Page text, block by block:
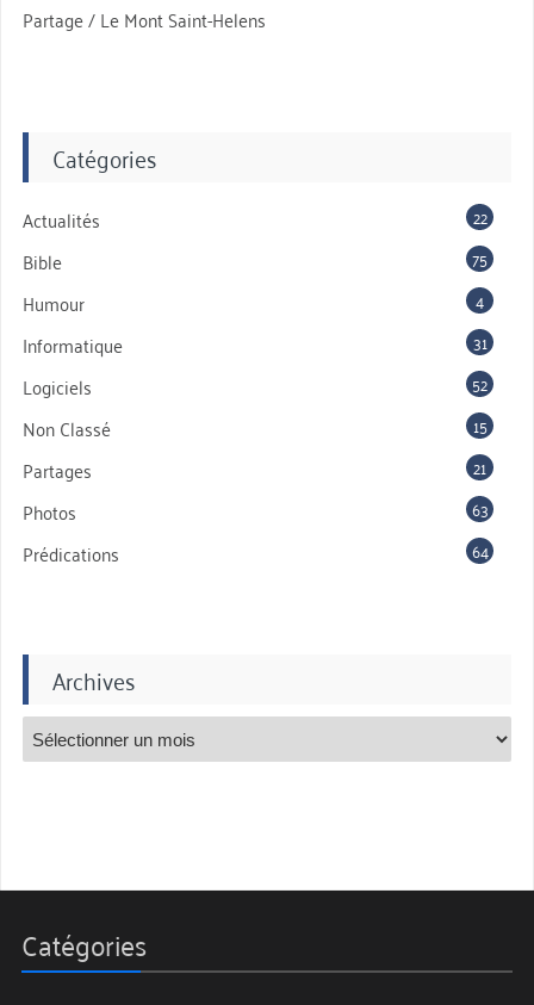
Partage / Le Mont Saint-Helens
Catégories
Actualités 22
Bible 75
Humour 4
Informatique 31
Logiciels 52
Non Classé 15
Partages 21
Photos 63
Prédications 64
Archives
Catégories